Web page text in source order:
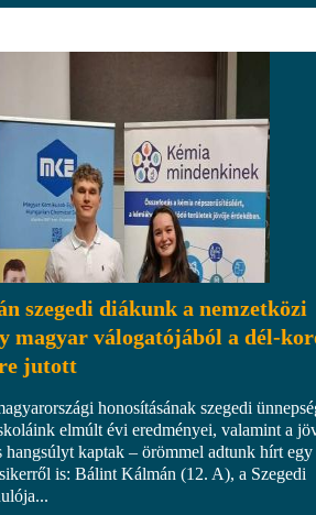
szegedi diákunk a nemzetközi
magyar válogatójából a dél-
jutott
honosításának szegedi
elmúlt évi eredményei, valamint a
hangsúlyt kaptak – örömmel adtunk hírt egy
is: Bálint Kálmán (12. A), a Szegedi